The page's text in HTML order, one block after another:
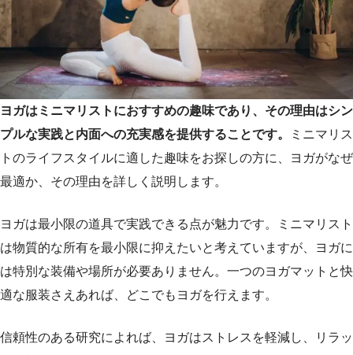
ヨガはミニマリストにおすすめの趣味であり、その理由はシン
プルな実践と内面への充実感を提供することです。
ミニマリス
トのライフスタイルに適した趣味をお探しの方に、ヨガがなぜ
最適か、その理由を詳しく説明します。
ヨガは最小限の道具で実践できる点が魅力です。ミニマリスト
は物質的な所有を最小限に抑えたいと考えていますが、ヨガに
は特別な装備や場所が必要ありません。一つのヨガマットと快
適な服装さえあれば、どこでもヨガを行えます。
信頼性のある研究によれば、ヨガはストレスを軽減し、リラッ